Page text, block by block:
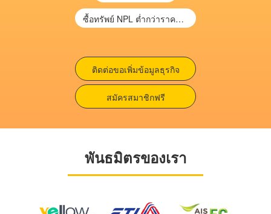
ซื้อทรัพย์ NPL ต่ำกว่าราคาตลาด 30-70% แบบไม่ต้องไปประมูล”
ติดต่อขอเพิ่มข้อมูลธุรกิจ
สมัครสมาชิกฟรี
พันธมิตรของเรา